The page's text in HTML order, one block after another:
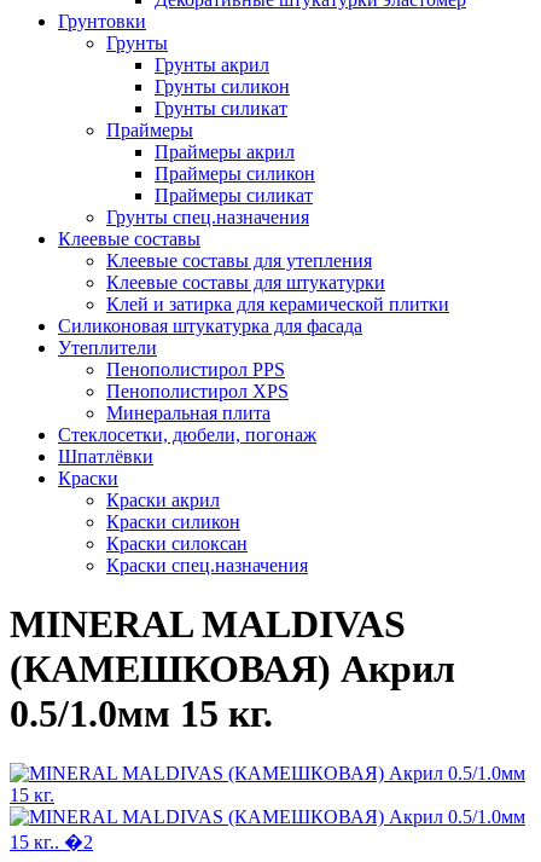
Грунтовки
Грунты
Грунты акрил
Грунты силикон
Грунты силикат
Праймеры
Праймеры акрил
Праймеры силикон
Праймеры силикат
Грунты спец.назначения
Клеевые составы
Клеевые составы для утепления
Клеевые составы для штукатурки
Клей и затирка для керамической плитки
Силиконовая штукатурка для фасада
Утеплители
Пенополистирол PPS
Пенополистирол XPS
Минеральная плита
Стеклосетки, дюбели, погонаж
Шпатлёвки
Краски
Краски акрил
Краски силикон
Краски силоксан
Краски спец.назначения
MINERAL MALDIVAS
(КАМЕШКОВАЯ) Акрил
0.5/1.0мм 15 кг.